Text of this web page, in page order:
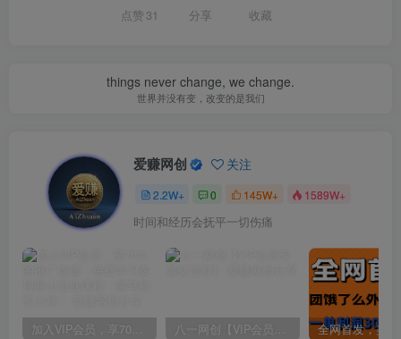
点赞 31 分享 收藏
things never change, we change.
世界并没有变，改变的是我们
爱赚网创 关注
2.2W+ 0 145W+ 1589W+
时间和经历会抚平一切伤痛
加入VIP会员，享70%的推广提成，免费学习多种网上创业课程，菜鸟秒变大神！ 八一网创【VIP会员专属交流群】